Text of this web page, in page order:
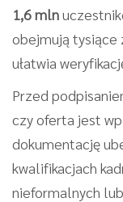
1,6 mln
obejmują tysiące
ułatwia
Przed
czy oferta jest
dokumentację
kwalifikacjach
nieformalnych